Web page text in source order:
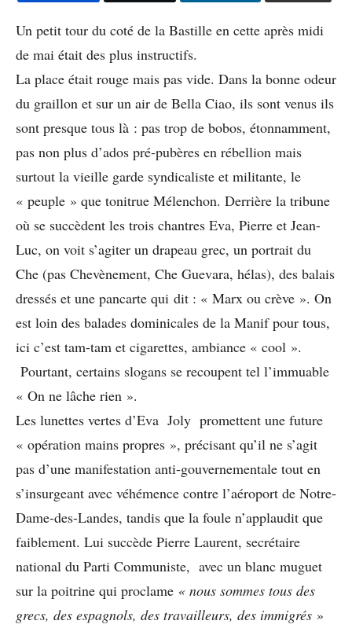
Un petit tour du coté de la Bastille en cette après midi
de mai était des plus instructifs.
La place était rouge mais pas vide. Dans la bonne odeur
du graillon et sur un air de Bella Ciao, ils sont venus ils
sont presque tous là : pas trop de bobos, étonnamment,
pas non plus d’ados pré-pubères en rébellion mais
surtout la vieille garde syndicaliste et militante, le
« peuple » que tonitrue Mélenchon. Derrière la tribune
où se succèdent les trois chantres Eva, Pierre et Jean-
Luc, on voit s’agiter un drapeau grec, un portrait du
Che (pas Chevènement, Che Guevara, hélas), des balais
dressés et une pancarte qui dit : « Marx ou crève ». On
est loin des balades dominicales de la Manif pour tous,
ici c’est tam-tam et cigarettes, ambiance « cool ».
Pourtant, certains slogans se recoupent tel l’immuable
« On ne lâche rien ».
Les lunettes vertes d’Eva Joly promettent une future
« opération mains propres », précisant qu’il ne s’agit
pas d’une manifestation anti-gouvernementale tout en
s’insurgeant avec véhémence contre l’aéroport de Notre-
Dame-des-Landes, tandis que la foule n’applaudit que
faiblement. Lui succède Pierre Laurent, secrétaire
national du Parti Communiste, avec un blanc muguet
sur la poitrine qui proclame « nous sommes tous des
grecs, des espagnols, des travailleurs, des immigrés »